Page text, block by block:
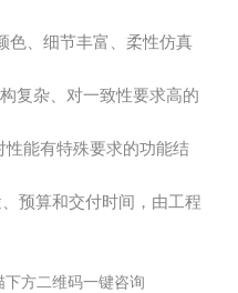
色、细节丰富、柔性仿真
复杂、对一致性要求高的
性能有特殊要求的功能结
预算和交付时间，由工程
方二维码一键咨询